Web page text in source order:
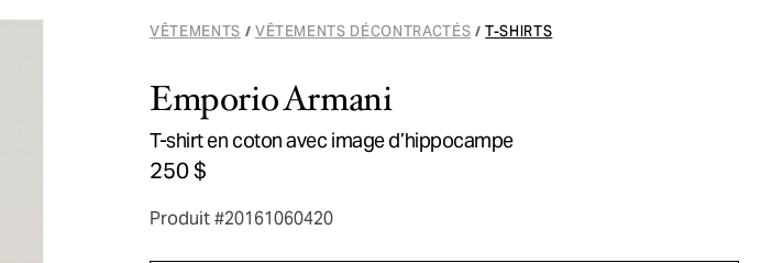
VÊTEMENTS / VÊTEMENTS DÉCONTRACTÉS / T-SHIRTS
Emporio Armani
T-shirt en coton avec image d’hippocampe
250 $
Produit #20161060420